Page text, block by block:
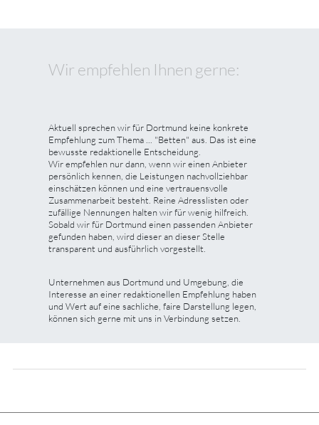
Wir empfehlen Ihnen gerne:
Aktuell sprechen wir für Dortmund keine konkrete
Empfehlung zum Thema ... "Betten" aus. Das ist eine
bewusste redaktionelle Entscheidung.
Wir empfehlen nur dann, wenn wir einen Anbieter
persönlich kennen, die Leistungen nachvollziehbar
einschätzen können und eine vertrauensvolle
Zusammenarbeit besteht. Reine Adresslisten oder
zufällige Nennungen halten wir für wenig hilfreich.
Sobald wir für Dortmund einen passenden Anbieter
gefunden haben, wird dieser an dieser Stelle
transparent und ausführlich vorgestellt.
Unternehmen aus Dortmund und Umgebung, die
Interesse an einer redaktionellen Empfehlung haben
und Wert auf eine sachliche, faire Darstellung legen,
können sich gerne mit uns in Verbindung setzen.